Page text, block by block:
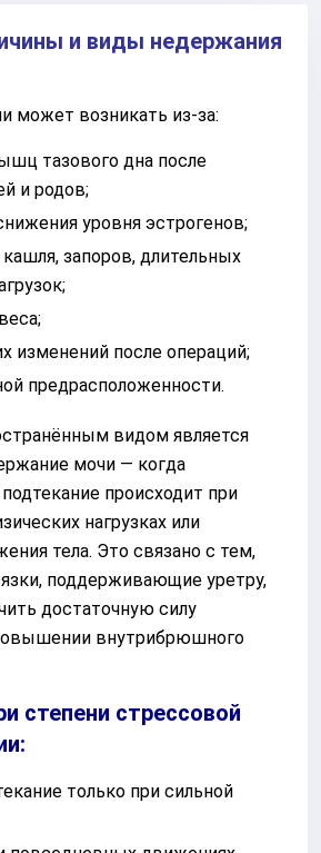
и виды недержания
может возникать из-за:
тазового дна после
и родов;
уровня эстрогенов;
запоров, длительных
изменений после операций;
предрасположенности.
видом является
мочи — когда
происходит при
нагрузках или
тела. Это связано с тем,
поддерживающие уретру,
достаточную силу
внутрибрюшного
степени стрессовой
только при сильной